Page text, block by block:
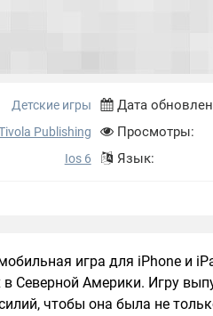
Детские игры
Publishing
Ios 6
Дата
Просмотры:
Язык:
игра для iPhone и
Северной Америки. Игру
чтобы она была не